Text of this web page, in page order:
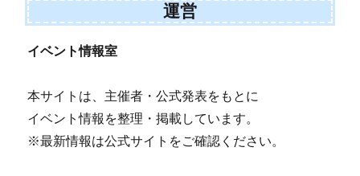
運営
イベント情報室
本サイトは、主催者・公式発表をもとに
イベント情報を整理・掲載しています。
※最新情報は公式サイトをご確認ください。